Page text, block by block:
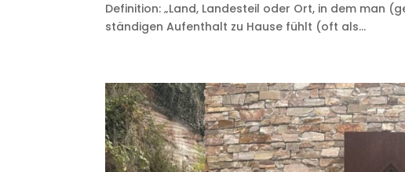
Definition: „Land, Landesteil oder Ort, in dem man
ständigen Aufenthalt zu Hause fühlt (oft als...